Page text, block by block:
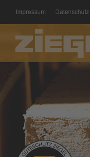
Impressum Datenschutz